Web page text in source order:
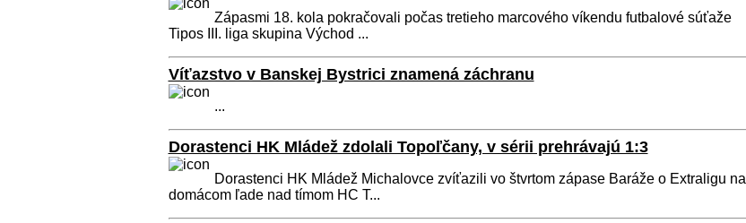
Zápasmi 18. kola pokračovali počas tretieho marcového víkendu futbalové súťaže
Tipos III. liga skupina Východ ...
Víťazstvo v Banskej Bystrici znamená záchranu
...
Dorastenci HK Mládež zdolali Topoľčany, v sérii prehrávajú 1:3
Dorastenci HK Mládež Michalovce zvíťazili vo štvrtom zápase Baráže o Extraligu na
domácom ľade nad tímom HC T...